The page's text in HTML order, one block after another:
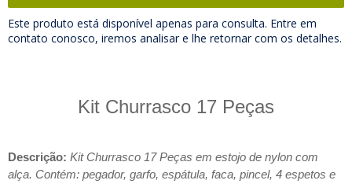
Este produto está disponível apenas para consulta. Entre em
contato conosco, iremos analisar e lhe retornar com os detalhes.
Kit Churrasco 17 Peças
Descrição: Kit Churrasco 17 Peças em estojo de nylon com
alça. Contém: pegador, garfo, espátula, faca, pincel, 4 espetos e